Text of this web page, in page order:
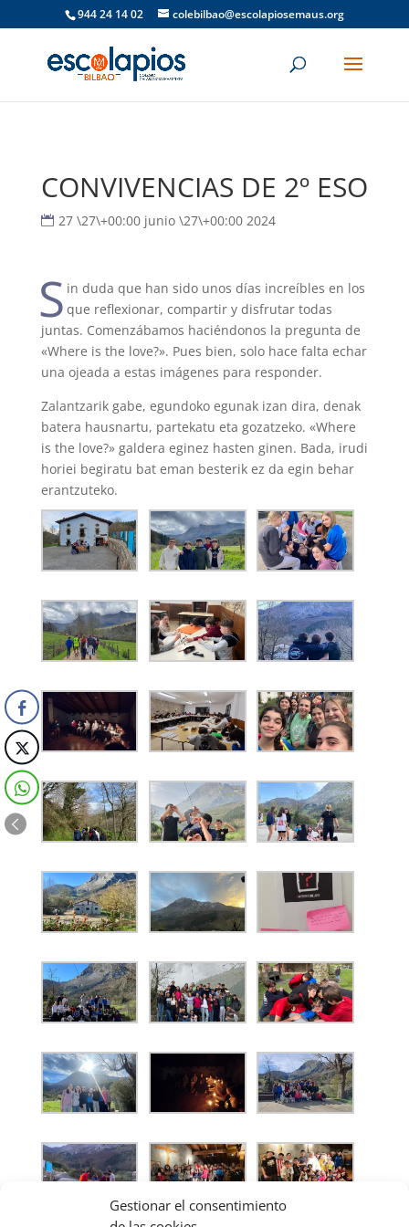
Gestionar el consentimiento
944 24 14 02 colebilbao@escolapiosemaus.org
CONVIVENCIAS DE 2º ESO
27 \27\+00:00 junio \27\+00:00 2024
S in duda que han sido unos días increíbles en los
que reflexionar, compartir y disfrutar todas
juntas. Comenzábamos haciéndonos la pregunta de
«Where is the love?». Pues bien, solo hace falta echar
una ojeada a estas imágenes para responder.
Zalantzarik gabe, egundoko egunak izan dira, denak
batera hausnartu, partekatu eta gozatzeko. «Where
is the love?» galdera eginez hasten ginen. Bada, irudi
horiei begiratu bat eman besterik ez da egin behar
erantzuteko.